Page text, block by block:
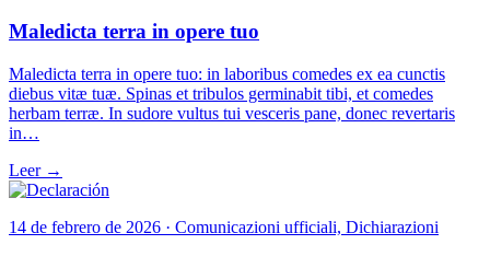
Maledicta terra in opere tuo
Maledicta terra in opere tuo: in laboribus comedes ex ea cunctis
diebus vitæ tuæ. Spinas et tribulos germinabit tibi, et comedes
herbam terræ. In sudore vultus tui vesceris pane, donec revertaris
in…
Leer →
14 de febrero de 2026 · Comunicazioni ufficiali, Dichiarazioni